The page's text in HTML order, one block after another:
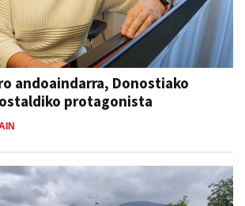
andoaindarra, Donostiako
protagonista